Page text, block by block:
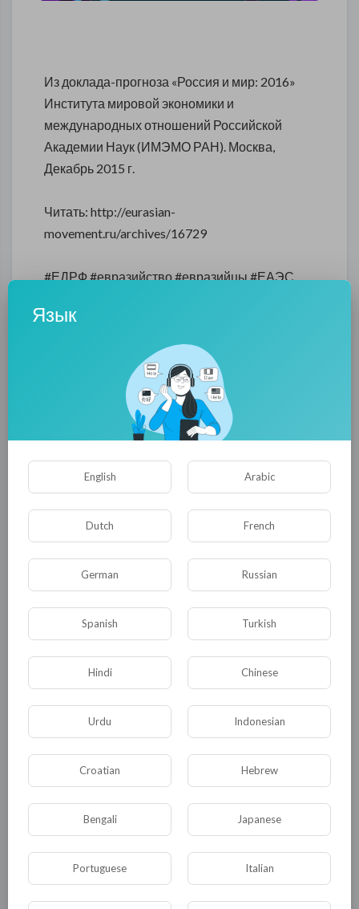
Из доклада-прогноза «Россия и мир: 2016»
Института мировой экономики и
международных отношений Российской
Академии Наук (ИМЭМО РАН). Москва,
Декабрь 2015 г.
Читать: http://eurasian-
movement.ru/archives/16729
#ЕДРФ #евразийство #евразийцы #ЕАЭС
#4ПТ #Евразия #экономика
• 0 Комментарии
Опубликовать
Комментариев нет
Общая Политика
Общество Происшествия События
Спорт Комедия Развлечение
Новости и политика Культура
Язык
English Arabic
Dutch French
German Russian
Spanish Turkish
Hindi Chinese
Urdu Indonesian
Croatian Hebrew
Bengali Japanese
Portuguese Italian